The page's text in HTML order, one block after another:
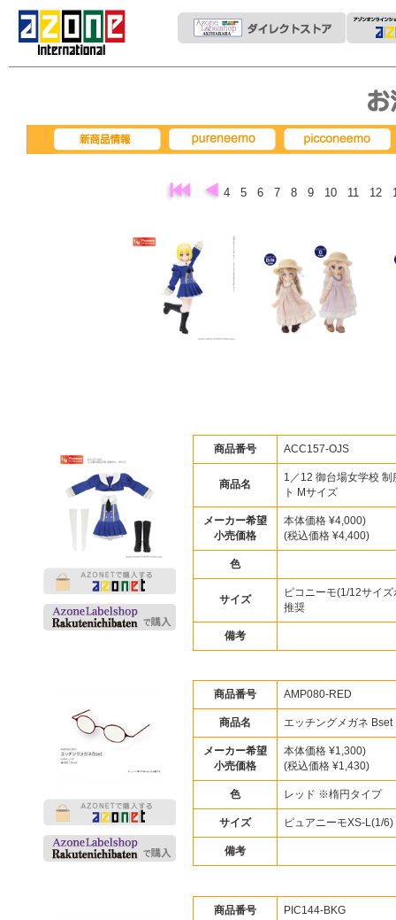
4 5 6 7 8 9 10 11 12
商品番号 ACC157-OJS
商品名
1／12 御台場女学校 制
ト Mサイズ
メーカー希望
小売価格
本体価格 ¥4,000)
(税込価格 ¥4,400)
色
サイズ
ピコニーモ(1/12サイ
推奨
備考
商品番号 AMP080-RED
商品名 エッチングメガネ Bset
メーカー希望
小売価格
本体価格 ¥1,300)
(税込価格 ¥1,430)
色 レッド ※楕円タイプ
サイズ ピュアニーモXS-L(1/6)
備考
商品番号 PIC144-BKG